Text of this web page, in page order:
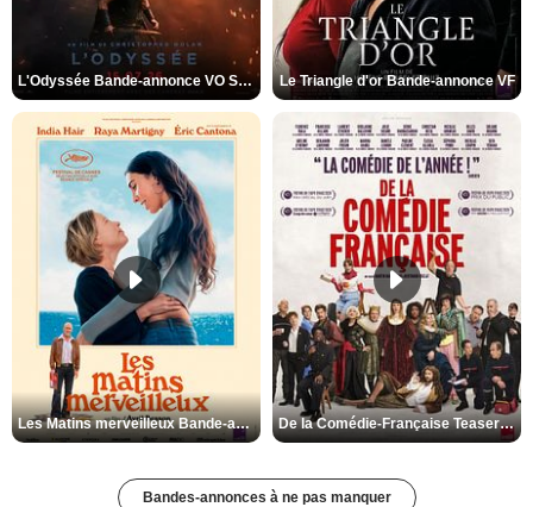
L'Odyssée Bande-annonce VO STFR Le Triangle d'or Bande-annonce VF
Les Matins merveilleux Bande-annonce VF De la Comédie-Française Teaser VF
Bandes-annonces à ne pas manquer